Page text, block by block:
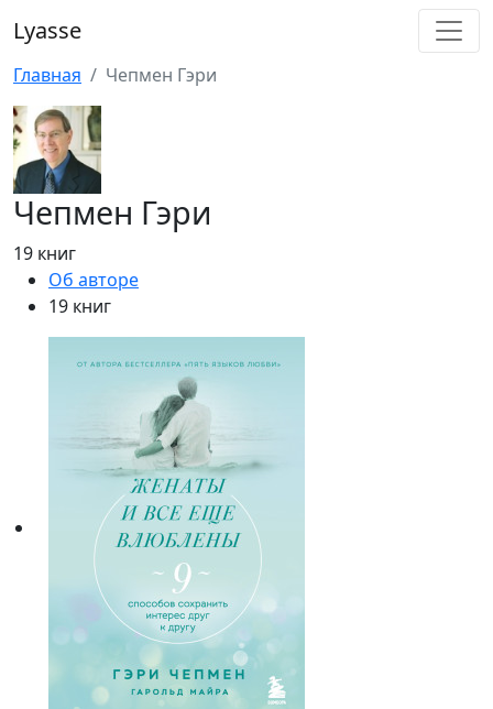
Lyasse
Главная Чепмен Гэри
Чепмен Гэри
19 книг
Об авторе
19 книг